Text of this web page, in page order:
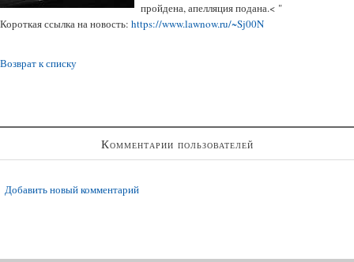
пройдена, апелляция подана.< "
Короткая ссылка на новость: https://www.lawnow.ru/~Sj00N
Возврат к списку
Комментарии пользователей
Добавить новый комментарий